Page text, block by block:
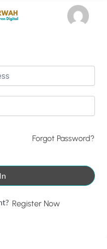
Forgot Password?
Register Now